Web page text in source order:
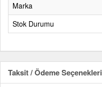
Marka
Stok Durumu
Taksit / Ödeme Seçenekleri